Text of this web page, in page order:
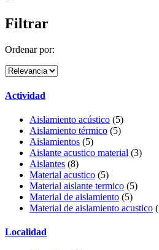
Filtrar
Ordenar por:
Actividad
Aislamiento acústico (5)
Aislamiento térmico (5)
Aislamientos (5)
Aislante acustico material (3)
Aislantes (8)
Material acustico (5)
Material aislante termico (5)
Material de aislamiento (5)
Material de aislamiento acustico
Localidad